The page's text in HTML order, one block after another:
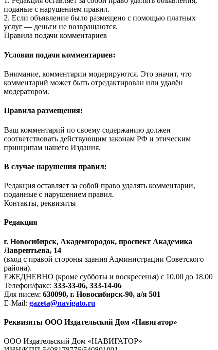
поданые с нарушением правил.
2. Если объявление было размещено с помощью платных
услуг — деньги не возвращаются.
Правила подачи комментариев
Условия подачи комментариев:
Внимание, комментарии модерируются. Это значит, что
комментарий может быть отредактирован или удалён
модератором.
Правила размещения:
Ваш комментарий по своему содержанию должен
соответствовать действующим законам РФ и этическим
принципам нашего Издания.
В случае нарушения правил:
Редакция оставляет за собой право удалять комментарии,
поданные с нарушением правил.
Контакты, реквизиты
Редакция
г. Новосибирск, Академгородок, проспект Академика
Лаврентьева, 14
(вход с правой стороны здания Администрации Советского
района).
ЕЖЕДНЕВНО (кроме субботы и воскресенья) с 10.00 до 18.00
Телефон/факс: 333-33-06, 333-14-06
Для писем: 630090, г. Новосибирск-90, а/я 501
E-Mail: gazeta@navigato.ru
Реквизиты ООО Издательский Дом «Навигатор»
ООО Издательский Дом «НАВИГАТОР»